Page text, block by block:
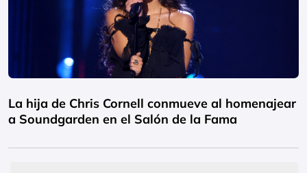
La hija de Chris Cornell conmueve al homenajear
a Soundgarden en el Salón de la Fama